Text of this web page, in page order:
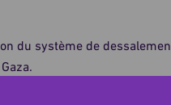
du système de